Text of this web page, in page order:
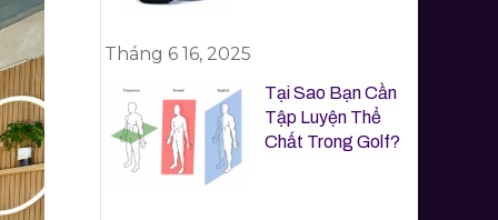
Tháng 6 16, 2025
Tại Sao Bạn Cần
Tập Luyện Thể
Chất Trong Golf?